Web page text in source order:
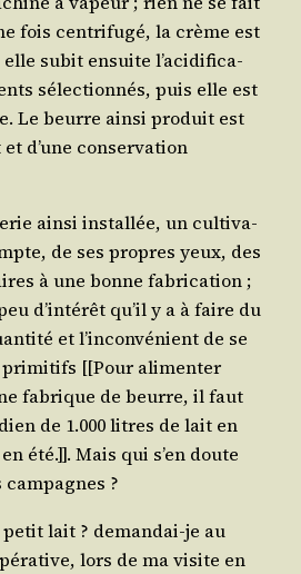
fois cen­tri­fu­gé, la crème est
elle subit ensuite l’a­ci­di­fi­ca­
sélec­tion­nés, puis elle est
Le beurre ain­si pro­duit est
d’une conser­va­tion
ain­si ins­tal­lée, un culti­va­
de ses propres yeux, des
à une bonne fabri­ca­tion ;
d’in­té­rêt qu’il y a à faire du
et l’in­con­vé­nient de se
pri­mi­tifs [[Pour ali­men­ter
fabrique de beurre, il faut
de 1.000 litres de lait en
été.]]. Mais qui s’en doute
?
lait ? deman­dai-je au
lors de ma visite en